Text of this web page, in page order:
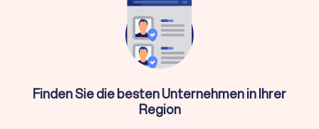
Wann brauche ich überhaupt einen
Nicht in jeder Situation ist ein Steuerberater zwingend
erforderlich. Für einfache Arbeitnehmer-Steuererklärungen
ohne Zusatzeinkünfte reicht oft die Software ELSTER oder
ein Lohnsteuerhilfeverein. Ein Steuerberater lohnt sich
Finden Sie die besten Unternehmen in Ihrer
Region